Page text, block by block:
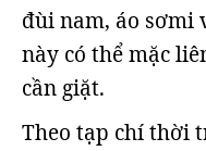
đùi nam, áo sơmi
này có thể mặc
cần giặt.
Theo tạp chí thời